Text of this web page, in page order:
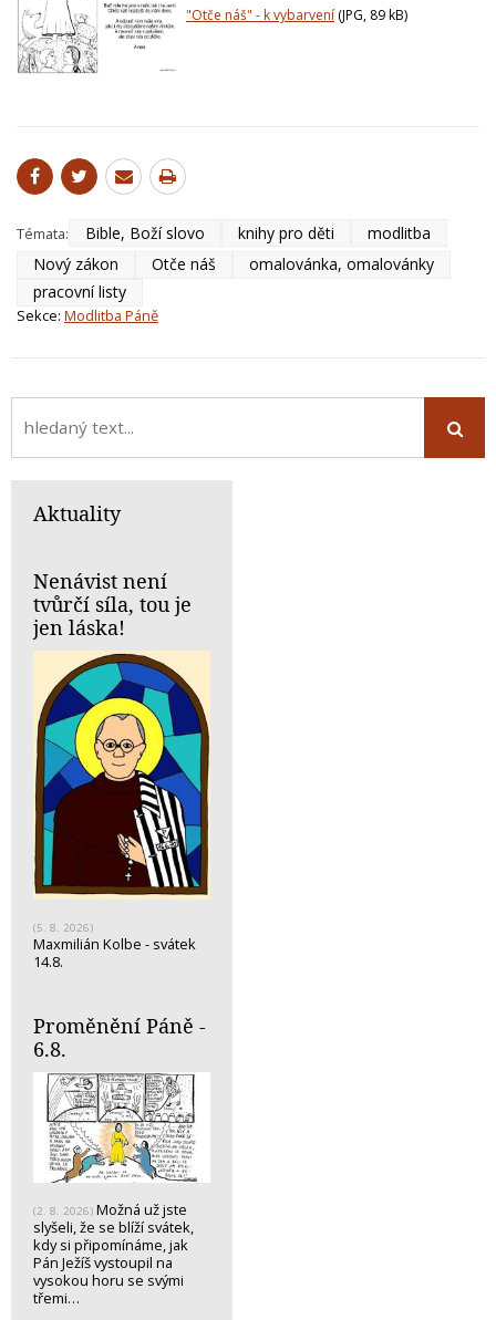
"Otče náš" - k vybarvení (JPG, 89 kB)
Témata: Bible, Boží slovo knihy pro děti
modlitba
Nový zákon
Otče náš
omalovánka, omalovánky
pracovní listy
Sekce: Modlitba Páně
Aktuality
Nenávist není
tvůrčí síla, tou je
jen láska!
(5. 8. 2026)
Maxmilián Kolbe - svátek
14.8.
Proměnění Páně -
6.8.
(2. 8. 2026) Možná už jste
slyšeli, že se blíží svátek,
kdy si připomínáme, jak
Pán Ježíš vystoupil na
vysokou horu se svými
třemi…